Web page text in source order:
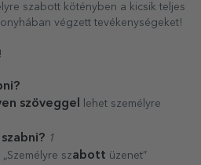
szabott kötényben a kicsik teljes
végzett tevékenységeket!
szöveggel
lehet személyre
1
szabott üzenet”